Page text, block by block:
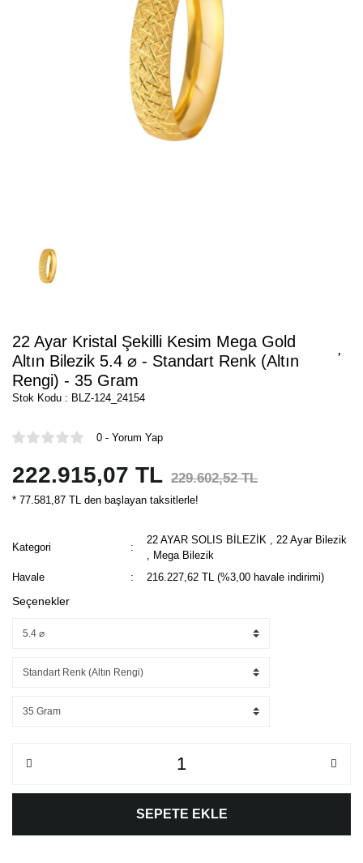
22 Ayar Kristal Şekilli Kesim Mega Gold
Altın Bilezik 5.4 ⌀ - Standart Renk (Altın
Rengi) - 35 Gram
Stok Kodu : BLZ-124_24154
0 - Yorum Yap
222.915,07 TL 229.602,52 TL
* 77.581,87 TL den başlayan taksitlerle!
Kategori
22 AYAR SOLIS BİLEZİK
22 Ayar Bilezik
Mega Bilezik
Havale
216.227,62 TL (%3,00 havale indirimi)
Seçenekler
SEPETE EKLE